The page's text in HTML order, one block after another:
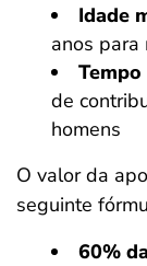
Idade
anos para
de
homens
O valor da
seguinte
60%